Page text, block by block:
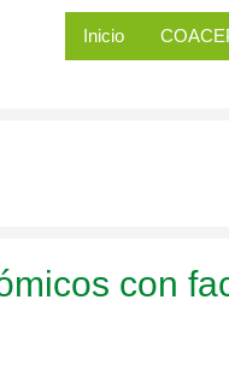
Inicio
con